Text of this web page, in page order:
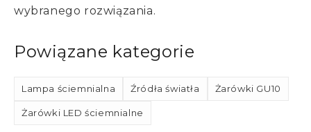
wybranego rozwiązania.
Powiązane kategorie
Lampa ściemnialna Źródła światła Żarówki GU10
Żarówki LED ściemnialne